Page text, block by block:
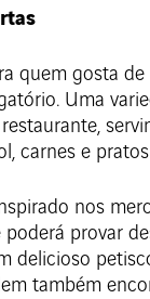
quem gosta
Uma
carnes e
nos
provar
delicioso
também